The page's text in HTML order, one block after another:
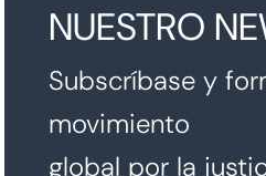
NUESTRO
Subscríbase y
movimiento
global por la